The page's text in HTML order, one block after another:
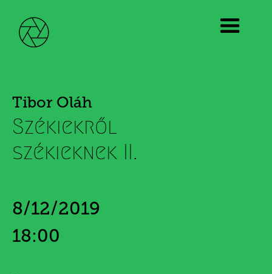
Tibor Oláh
Székiekről
székieknek II.
8/12/2019
18:00